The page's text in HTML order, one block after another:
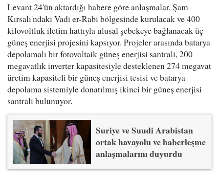
Levant 24'ün aktardığı habere göre anlaşmalar, Şam
Kırsalı'ndaki Vadi er-Rabi bölgesinde kurulacak ve 400
kilovoltluk iletim hattıyla ulusal şebekeye bağlanacak üç
güneş enerjisi projesini kapsıyor. Projeler arasında batarya
depolamalı bir fotovoltaik güneş enerjisi santrali, 200
megavatlık inverter kapasitesiyle desteklenen 274 megavat
üretim kapasiteli bir güneş enerjisi tesisi ve batarya
depolama sistemiyle donatılmış ikinci bir güneş enerjisi
santrali bulunuyor.
Suriye ve Suudi Arabistan
ortak havayolu ve haberleşme
anlaşmalarını duyurdu